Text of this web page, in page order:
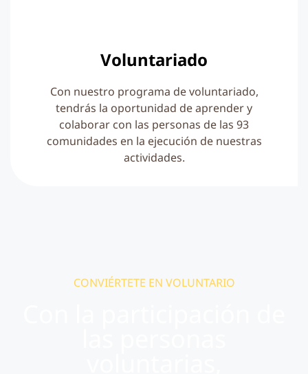
Voluntariado
Con nuestro programa de voluntariado,
tendrás la oportunidad de aprender y
colaborar con las personas de las 93
comunidades en la ejecución de nuestras
actividades.
CONVIÉRTETE EN VOLUNTARIO